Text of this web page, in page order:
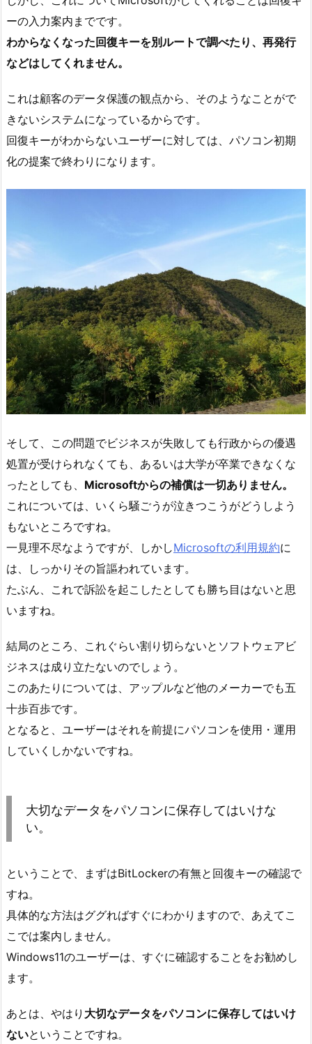
ーの入力案内までです。
わからなくなった回復キーを別ルートで調べたり、再発行
などはしてくれません。
これは顧客のデータ保護の観点から、そのようなことがで
きないシステムになっているからです。
回復キーがわからないユーザーに対しては、パソコン初期
化の提案で終わりになります。
そして、この問題でビジネスが失敗しても行政からの優遇
処置が受けられなくても、あるいは大学が卒業できなくな
ったとしても、 Microsoftからの補償は一切ありません。
これについては、いくら騒ごうが泣きつこうがどうしよう
もないところですね。
一見理不尽なようですが、しかしMicrosoftの利用規約に
は、しっかりその旨謳われています。
たぶん、これで訴訟を起こしたとしても勝ち目はないと思
いますね。
結局のところ、これぐらい割り切らないとソフトウェアビ
ジネスは成り立たないのでしょう。
このあたりについては、アップルなど他のメーカーでも五
十歩百歩です。
となると、ユーザーはそれを前提にパソコンを使用・運用
していくしかないですね。
大切なデータをパソコンに保存してはいけな
い。
ということで、まずはBitLockerの有無と回復キーの確認で
すね。
具体的な方法はググればすぐにわかりますので、あえてこ
こでは案内しません。
Windows11のユーザーは、すぐに確認することをお勧めし
ます。
あとは、やはり 大切なデータをパソコンに保存してはいけ
ないということですね。